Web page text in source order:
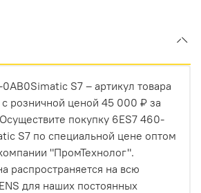
S7 – артикул товара
с розничной ценой 45 000 ₽ за
покупку 6ES7 460-
S7 по специальной цене оптом
"ПромТехнолог".
распространяется на всю
для наших постоянных